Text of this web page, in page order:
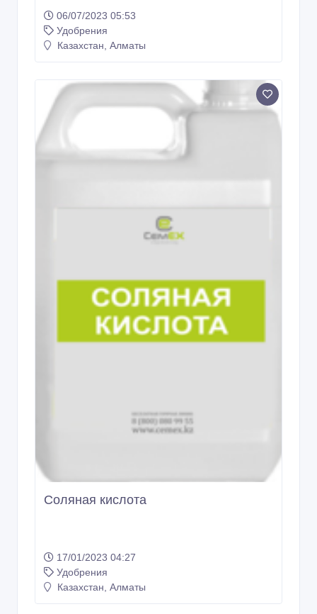
06/07/2023 05:53
Удобрения
Казахстан, Алматы
Соляная кислота
17/01/2023 04:27
Удобрения
Казахстан, Алматы